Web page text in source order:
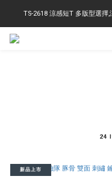
右下
TS-2618 涼感短T 多版型選擇
24
新品上市